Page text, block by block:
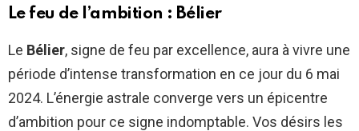
Le feu de l’ambition : Bélier
Le Bélier, signe de feu par excellence, aura à vivre une
période d’intense transformation en ce jour du 6 mai
2024. L’énergie astrale converge vers un épicentre
d’ambition pour ce signe indomptable. Vos désirs les